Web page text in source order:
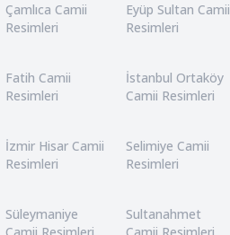
Çamlıca Camii
Resimleri
Eyüp Sultan Camii
Resimleri
Fatih Camii
Resimleri
İstanbul Ortaköy
Camii Resimleri
İzmir Hisar Camii
Resimleri
Selimiye Camii
Resimleri
Süleymaniye
Sultanahmet